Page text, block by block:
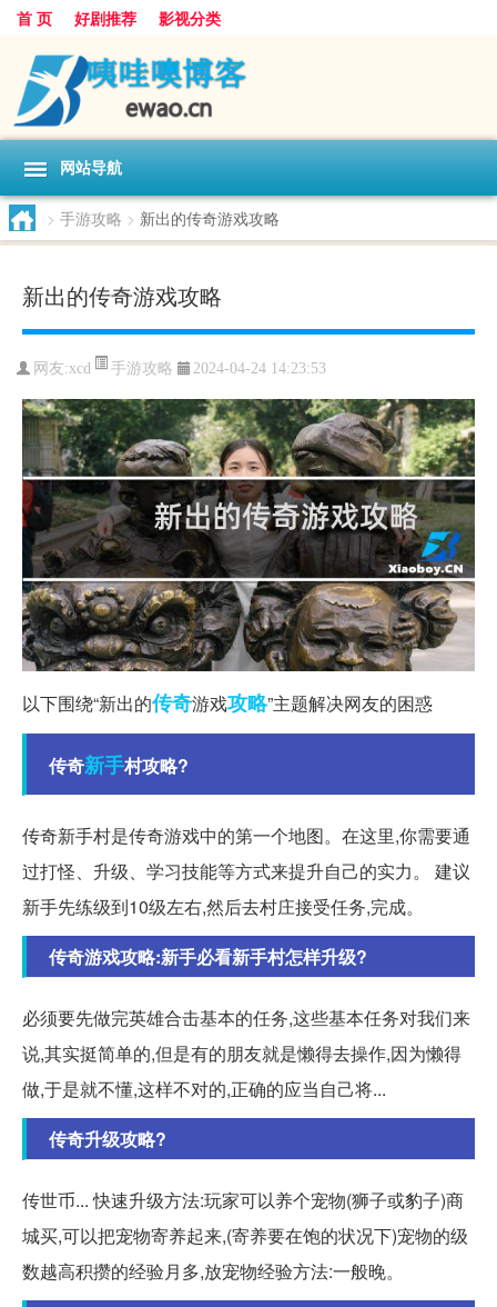
首 页 好剧推荐 影视分类
网站导航
> 手游攻略 > 新出的传奇游戏攻略
新出的传奇游戏攻略
网友:xcd 手游攻略 2024-04-24 14:23:53
以下围绕“新出的传奇游戏攻略”主题解决网友的困惑
传奇新手村攻略?
传奇新手村是传奇游戏中的第一个地图。在这里,你需要通
过打怪、升级、学习技能等方式来提升自己的实力。 建议
新手先练级到10级左右,然后去村庄接受任务,完成。
传奇游戏攻略:新手必看新手村怎样升级?
必须要先做完英雄合击基本的任务,这些基本任务对我们来
说,其实挺简单的,但是有的朋友就是懒得去操作,因为懒得
做,于是就不懂,这样不对的,正确的应当自己将...
传奇升级攻略?
传世币... 快速升级方法:玩家可以养个宠物(狮子或豹子)商
城买,可以把宠物寄养起来,(寄养要在饱的状况下)宠物的级
数越高积攒的经验月多,放宠物经验方法:一般晚。